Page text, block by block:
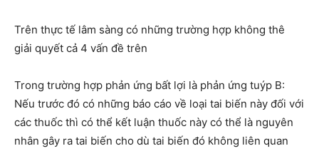
Trên thực tế lâm sàng có những trường hợp không thê
giải quyết cả 4 vấn đề trên
Trong trường hợp phản ứng bất lợi là phản ứng tuýp B:
Nếu trước đó có những báo cáo về loại tai biến này đối với
các thuốc thì có thể kết luận thuốc này có thể là nguyên
nhân gây ra tai biến cho dù tai biến đó không liên quan